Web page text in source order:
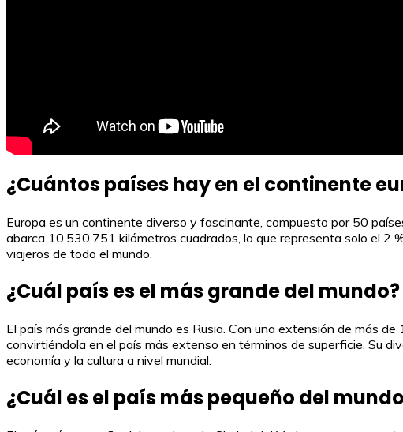
¿Cuántos países hay en el continente
Europa es un continente diverso y fascinante, compuesto por 50
abarca 10,530,751 kilómetros cuadrados, lo que representa solo el 2
viajeros de todo el mundo.
¿Cuál país es el más grande del mundo?
El país más grande del mundo es Rusia. Con una extensión de más
convirtiéndola en el país más extenso en términos de superficie. Su
economía y la cultura a nivel mundial.
¿Cuál es el país más pequeño del